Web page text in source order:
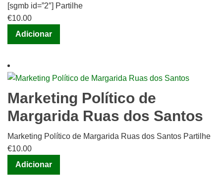
[sgmb id=”2″] Partilhe
€10.00
Adicionar
Marketing Político de
Margarida Ruas dos Santos
Marketing Político de Margarida Ruas dos Santos Partilhe
€10.00
Adicionar